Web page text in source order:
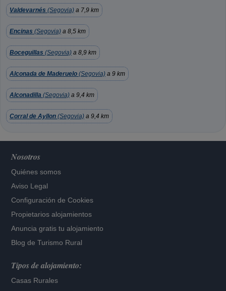
Valdevarnés (Segovia) a 7,9 km
Encinas (Segovia) a 8,5 km
Boceguillas (Segovia) a 8,9 km
Alconada de Maderuelo (Segovia) a 9 km
Alconadilla (Segovia) a 9,4 km
Corral de Ayllon (Segovia) a 9,4 km
Nosotros
Quiénes somos
Aviso Legal
Configuración de Cookies
Propietarios alojamientos
Anuncia gratis tu alojamiento
Blog de Turismo Rural
Tipos de alojamiento:
Casas Rurales